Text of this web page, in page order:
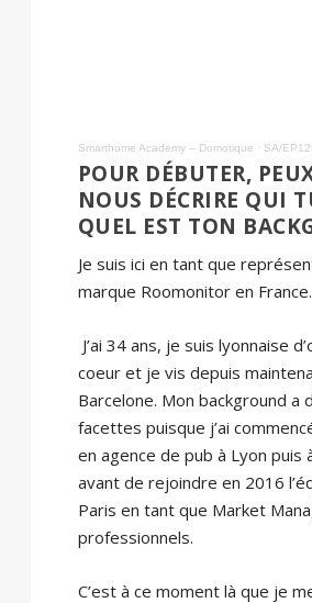
Smarthome Academy – Domotique · SA/EP129 – Domotique : Un
POUR DÉBUTER,
NOUS DÉCRIRE QUI
QUEL EST TON
Je suis ici en tant que
marque Roomonitor en France.
J’ai 34 ans, je suis lyonnaise
coeur et je vis depuis
Barcelone. Mon background a
facettes puisque j’ai
en agence de pub à Lyon puis
avant de rejoindre en 2016
Paris en tant que Market
professionnels.
C’est à ce moment là que je